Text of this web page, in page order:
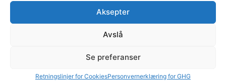
Aksepter
Avslå
Se preferanser
Retningslinjer for CookiesPersonvernerklæring for GHG
Kontakt avdelingen på tlf.: 932 36 100
Mandag – Fredag: 07:00 – 15:30
Lørdag/Søndag: Stengt